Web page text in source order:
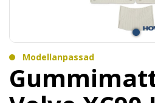
Modellanpassad